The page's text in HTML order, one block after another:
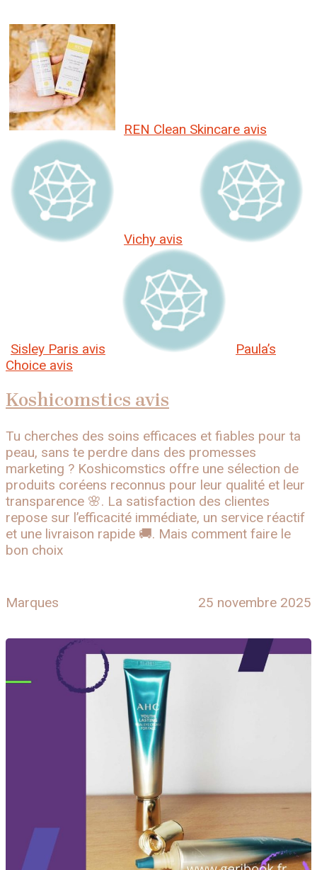
REN Clean Skincare avis
Vichy avis
Sisley Paris avis
Paula’s
Choice avis
Koshicomstics avis
Tu cherches des soins efficaces et fiables pour ta
peau, sans te perdre dans des promesses
marketing ? Koshicomstics offre une sélection de
produits coréens reconnus pour leur qualité et leur
transparence 🌸. La satisfaction des clientes
repose sur l’efficacité immédiate, un service réactif
et une livraison rapide 🚚. Mais comment faire le
bon choix
Marques 25 novembre 2025